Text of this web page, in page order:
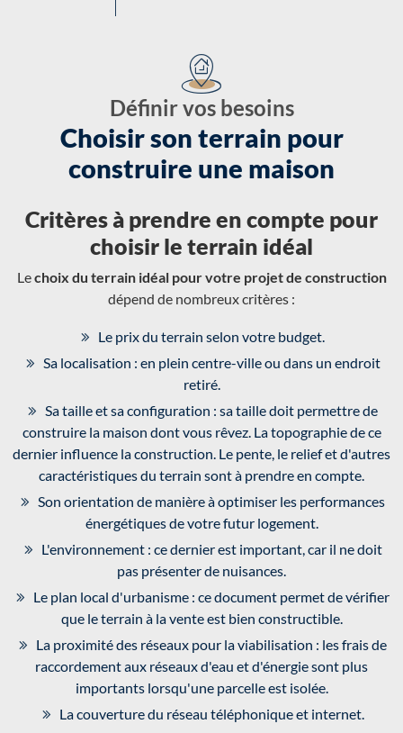
Définir vos besoins
Choisir son terrain pour
construire une maison
Critères à prendre en compte pour
choisir le terrain idéal
Lechoix du terrain idéal pour votre projet de construction
dépend de nombreux critères :
Le prix du terrain selon votre budget.
Sa localisation : en plein centre-ville ou dans un endroit
retiré.
Sa taille et sa configuration : sa taille doit permettre de
construire la maison dont vous rêvez. La topographie de ce
dernier influence la construction. Le pente, le relief et d'autres
caractéristiques du terrain sont à prendre en compte.
Son orientation de manière à optimiser les performances
énergétiques de votre futur logement.
L'environnement : ce dernier est important, car il ne doit
pas présenter de nuisances.
Le plan local d'urbanisme : ce document permet de vérifier
que le terrain à la vente est bien constructible.
La proximité des réseaux pour la viabilisation : les frais de
raccordement aux réseaux d'eau et d'énergie sont plus
importants lorsqu'une parcelle est isolée.
La couverture du réseau téléphonique et internet.